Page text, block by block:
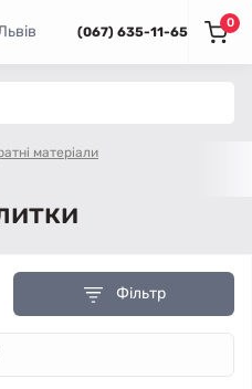
(067) 635-11-65
0
матеріали
Фільтр